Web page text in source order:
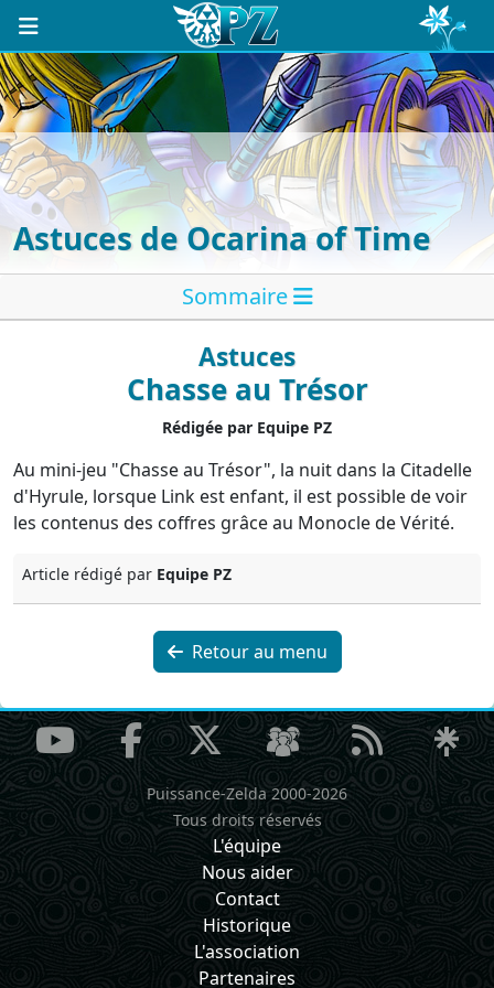
Astuces de Ocarina of Time
Sommaire
Astuces
Chasse au Trésor
Rédigée par Equipe PZ
Au mini-jeu "Chasse au Trésor", la nuit dans la Citadelle
d'Hyrule, lorsque Link est enfant, il est possible de voir
les contenus des coffres grâce au Monocle de Vérité.
Article rédigé par Equipe PZ
Retour au menu
Puissance-Zelda 2000-2026
Tous droits réservés
L'équipe
Nous aider
Contact
Historique
L'association
Partenaires